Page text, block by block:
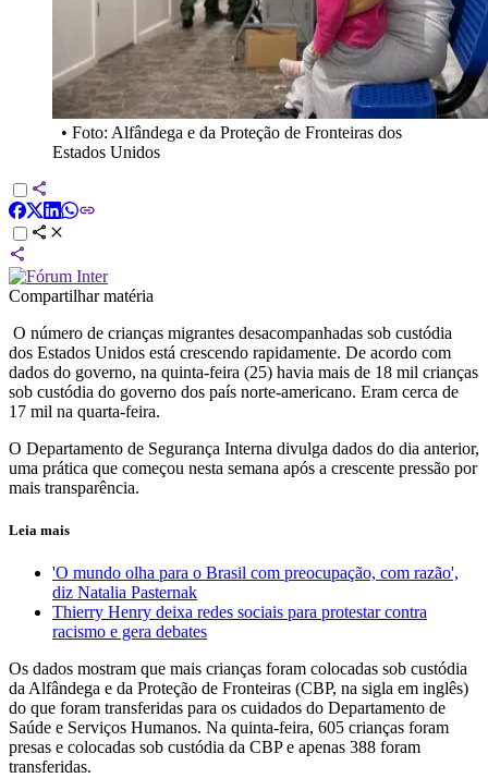
• Foto: Alfândega e da Proteção de Fronteiras dos
Estados Unidos
Compartilhar matéria
O número de crianças migrantes desacompanhadas sob custódia
dos Estados Unidos está crescendo rapidamente. De acordo com
dados do governo, na quinta-feira (25) havia mais de 18 mil crianças
sob custódia do governo dos país norte-americano. Eram cerca de
17 mil na quarta-feira.
O Departamento de Segurança Interna divulga dados do dia anterior,
uma prática que começou nesta semana após a crescente pressão por
mais transparência.
Leia mais
'O mundo olha para o Brasil com preocupação, com razão',
diz Natalia Pasternak
Thierry Henry deixa redes sociais para protestar contra
racismo e gera debates
Os dados mostram que mais crianças foram colocadas sob custódia
da Alfândega e da Proteção de Fronteiras (CBP, na sigla em inglês)
do que foram transferidas para os cuidados do Departamento de
Saúde e Serviços Humanos. Na quinta-feira, 605 crianças foram
presas e colocadas sob custódia da CBP e apenas 388 foram
transferidas.